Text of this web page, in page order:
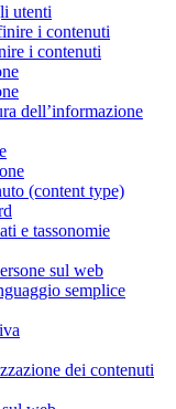
utenti
i contenuti
i contenuti
dell’informazione
(content type)
e tassonomie
sul web
semplice
dei contenuti